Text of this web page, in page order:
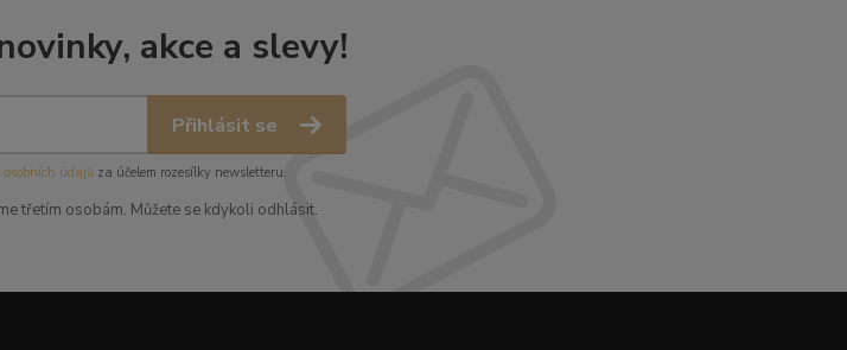
akce a slevy!
Přihlásit se
údajů za účelem rozesílky newsletteru.
třetím osobám. Můžete se kdykoli odhlásit.